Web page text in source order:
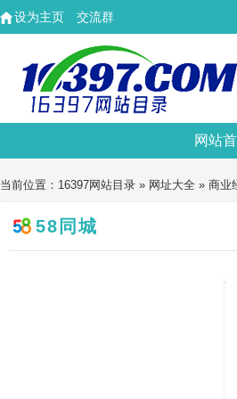
设为主页 交流群
网站
当前位置： 16397网站目录 » 网址大全 » 商业
58同城